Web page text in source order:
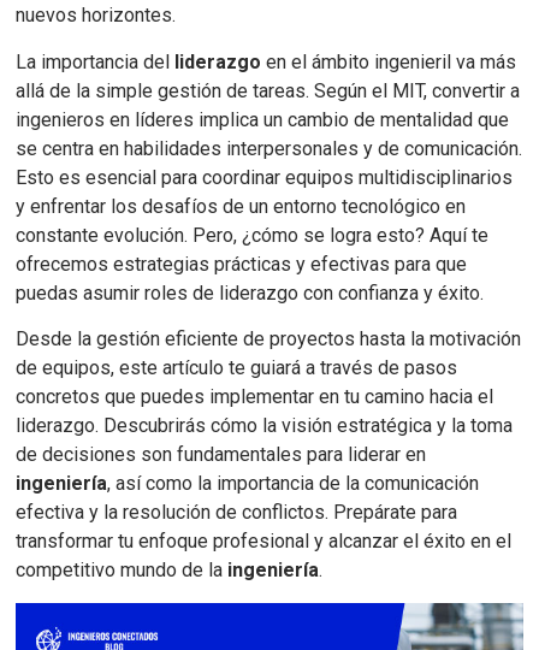
nuevos horizontes.
La importancia del liderazgo en el ámbito ingenieril va más
allá de la simple gestión de tareas. Según el MIT, convertir a
ingenieros en líderes implica un cambio de mentalidad que
se centra en habilidades interpersonales y de comunicación.
Esto es esencial para coordinar equipos multidisciplinarios
y enfrentar los desafíos de un entorno tecnológico en
constante evolución. Pero, ¿cómo se logra esto? Aquí te
ofrecemos estrategias prácticas y efectivas para que
puedas asumir roles de liderazgo con confianza y éxito.
Desde la gestión eficiente de proyectos hasta la motivación
de equipos, este artículo te guiará a través de pasos
concretos que puedes implementar en tu camino hacia el
liderazgo. Descubrirás cómo la visión estratégica y la toma
de decisiones son fundamentales para liderar en
ingeniería, así como la importancia de la comunicación
efectiva y la resolución de conflictos. Prepárate para
transformar tu enfoque profesional y alcanzar el éxito en el
competitivo mundo de la ingeniería.